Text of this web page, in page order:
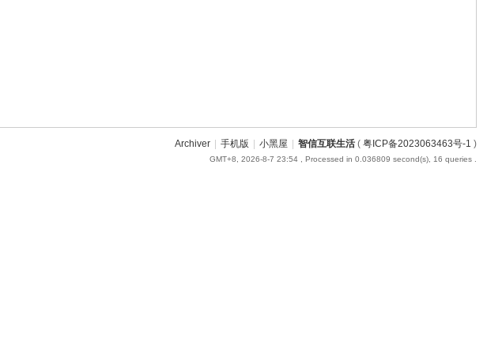
Archiver 手机版 小黑屋 智信互联生活( 粤ICP备2023063463号-1 )
GMT+8, 2026-8-7 23:54, Processed in 0.036809 second(s), 16 queries .